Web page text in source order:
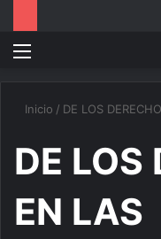
Menú
Inicio / DE LOS
DE LOS
EN LAS